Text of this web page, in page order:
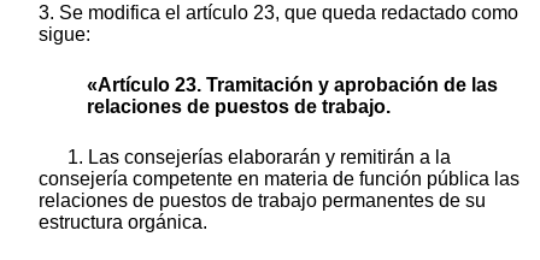
3. Se modifica el artículo 23, que queda redactado como
sigue:
«Artículo 23. Tramitación y aprobación de las
relaciones de puestos de trabajo.
1. Las consejerías elaborarán y remitirán a la
consejería competente en materia de función pública las
relaciones de puestos de trabajo permanentes de su
estructura orgánica.